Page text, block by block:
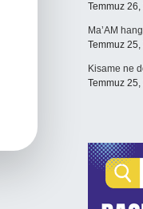
Temmuz 26,
Ma’AM
Temmuz 25,
Kisame ne
Temmuz 25,